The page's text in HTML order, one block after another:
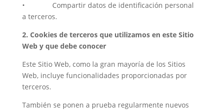
• Compartir datos de identificación personal
a terceros.
2. Cookies de terceros que utilizamos en este Sitio
Web y que debe conocer
Este Sitio Web, como la gran mayoría de los Sitios
Web, incluye funcionalidades proporcionadas por
terceros.
También se ponen a prueba regularmente nuevos